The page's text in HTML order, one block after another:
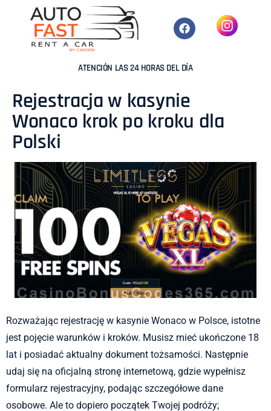
ATENCIÓN LAS 24 HORAS DEL DÍA
Rejestracja w kasynie
Wonaco krok po kroku dla
Polski
Rozważając rejestrację w kasynie Wonaco w Polsce, istotne
jest pojęcie warunków i kroków. Musisz mieć ukończone 18
lat i posiadać aktualny dokument tożsamości. Następnie
udaj się na oficjalną stronę internetową, gdzie wypełnisz
formularz rejestracyjny, podając szczegółowe dane
osobowe. Ale to dopiero początek Twojej podróży;